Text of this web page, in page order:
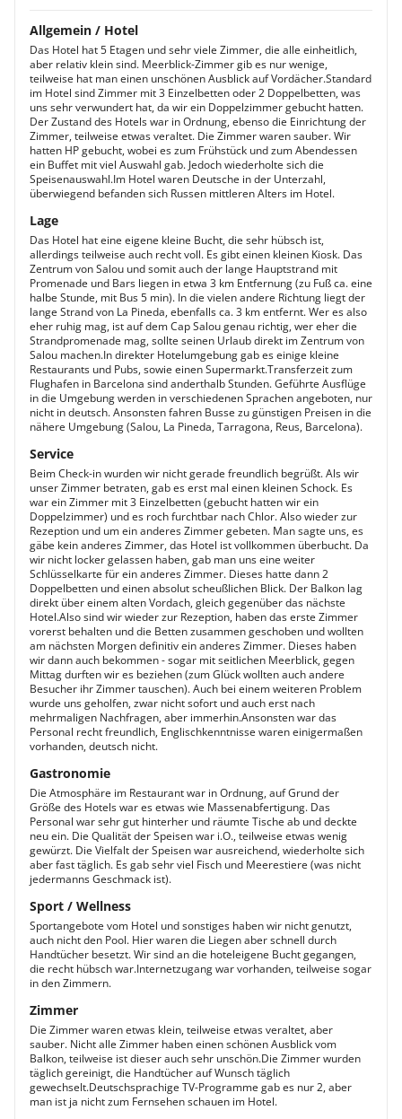
Allgemein / Hotel
Das Hotel hat 5 Etagen und sehr viele Zimmer, die alle einheitlich,
aber relativ klein sind. Meerblick-Zimmer gib es nur wenige,
teilweise hat man einen unschönen Ausblick auf Vordächer.Standard
im Hotel sind Zimmer mit 3 Einzelbetten oder 2 Doppelbetten, was
uns sehr verwundert hat, da wir ein Doppelzimmer gebucht hatten.
Der Zustand des Hotels war in Ordnung, ebenso die Einrichtung der
Zimmer, teilweise etwas veraltet. Die Zimmer waren sauber. Wir
hatten HP gebucht, wobei es zum Frühstück und zum Abendessen
ein Buffet mit viel Auswahl gab. Jedoch wiederholte sich die
Speisenauswahl.Im Hotel waren Deutsche in der Unterzahl,
überwiegend befanden sich Russen mittleren Alters im Hotel.
Lage
Das Hotel hat eine eigene kleine Bucht, die sehr hübsch ist,
allerdings teilweise auch recht voll. Es gibt einen kleinen Kiosk. Das
Zentrum von Salou und somit auch der lange Hauptstrand mit
Promenade und Bars liegen in etwa 3 km Entfernung (zu Fuß ca. eine
halbe Stunde, mit Bus 5 min). In die vielen andere Richtung liegt der
lange Strand von La Pineda, ebenfalls ca. 3 km entfernt. Wer es also
eher ruhig mag, ist auf dem Cap Salou genau richtig, wer eher die
Strandpromenade mag, sollte seinen Urlaub direkt im Zentrum von
Salou machen.In direkter Hotelumgebung gab es einige kleine
Restaurants und Pubs, sowie einen Supermarkt.Transferzeit zum
Flughafen in Barcelona sind anderthalb Stunden. Geführte Ausflüge
in die Umgebung werden in verschiedenen Sprachen angeboten, nur
nicht in deutsch. Ansonsten fahren Busse zu günstigen Preisen in die
nähere Umgebung (Salou, La Pineda, Tarragona, Reus, Barcelona).
Service
Beim Check-in wurden wir nicht gerade freundlich begrüßt. Als wir
unser Zimmer betraten, gab es erst mal einen kleinen Schock. Es
war ein Zimmer mit 3 Einzelbetten (gebucht hatten wir ein
Doppelzimmer) und es roch furchtbar nach Chlor. Also wieder zur
Rezeption und um ein anderes Zimmer gebeten. Man sagte uns, es
gäbe kein anderes Zimmer, das Hotel ist vollkommen überbucht. Da
wir nicht locker gelassen haben, gab man uns eine weiter
Schlüsselkarte für ein anderes Zimmer. Dieses hatte dann 2
Doppelbetten und einen absolut scheußlichen Blick. Der Balkon lag
direkt über einem alten Vordach, gleich gegenüber das nächste
Hotel.Also sind wir wieder zur Rezeption, haben das erste Zimmer
vorerst behalten und die Betten zusammen geschoben und wollten
am nächsten Morgen definitiv ein anderes Zimmer. Dieses haben
wir dann auch bekommen - sogar mit seitlichen Meerblick, gegen
Mittag durften wir es beziehen (zum Glück wollten auch andere
Besucher ihr Zimmer tauschen). Auch bei einem weiteren Problem
wurde uns geholfen, zwar nicht sofort und auch erst nach
mehrmaligen Nachfragen, aber immerhin.Ansonsten war das
Personal recht freundlich, Englischkenntnisse waren einigermaßen
vorhanden, deutsch nicht.
Gastronomie
Die Atmosphäre im Restaurant war in Ordnung, auf Grund der
Größe des Hotels war es etwas wie Massenabfertigung. Das
Personal war sehr gut hinterher und räumte Tische ab und deckte
neu ein. Die Qualität der Speisen war i.O., teilweise etwas wenig
gewürzt. Die Vielfalt der Speisen war ausreichend, wiederholte sich
aber fast täglich. Es gab sehr viel Fisch und Meerestiere (was nicht
jedermanns Geschmack ist).
Sport / Wellness
Sportangebote vom Hotel und sonstiges haben wir nicht genutzt,
auch nicht den Pool. Hier waren die Liegen aber schnell durch
Handtücher besetzt. Wir sind an die hoteleigene Bucht gegangen,
die recht hübsch war.Internetzugang war vorhanden, teilweise sogar
in den Zimmern.
Zimmer
Die Zimmer waren etwas klein, teilweise etwas veraltet, aber
sauber. Nicht alle Zimmer haben einen schönen Ausblick vom
Balkon, teilweise ist dieser auch sehr unschön.Die Zimmer wurden
täglich gereinigt, die Handtücher auf Wunsch täglich
gewechselt.Deutschsprachige TV-Programme gab es nur 2, aber
man ist ja nicht zum Fernsehen schauen im Hotel.